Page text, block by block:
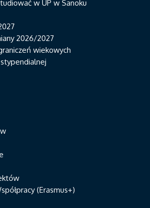
w UP w Sanoku
2026/2027
wiekowych
(Erasmus+)